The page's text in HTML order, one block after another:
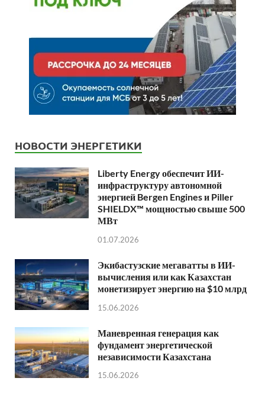
НОВОСТИ ЭНЕРГЕТИКИ
Liberty Energy обеспечит ИИ-
инфраструктуру автономной
энергией Bergen Engines и Piller
SHIELDX™ мощностью свыше 500
МВт
01.07.2026
Экибастузские мегаватты в ИИ-
вычисления или как Казахстан
монетизирует энергию на $10 млрд
15.06.2026
Маневренная генерация как
фундамент энергетической
независимости Казахстана
15.06.2026